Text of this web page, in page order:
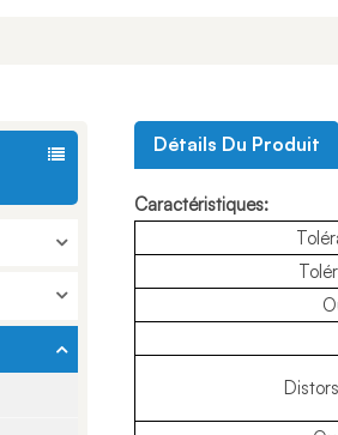
Détails Du Produit
Caractéristiques: